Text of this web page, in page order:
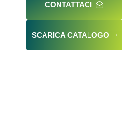
CONTATTACI
SCARICA CATALOGO